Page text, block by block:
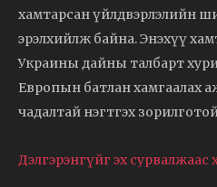
хамтарсан үйлдвэрлэлийн
эрэлхийлж байна. Энэхүү
Украины дайны талбарт
Европын батлан хамгаалах
чадалтай нэгтгэх
Дэлгэрэнгүйг эх сурвалжаас